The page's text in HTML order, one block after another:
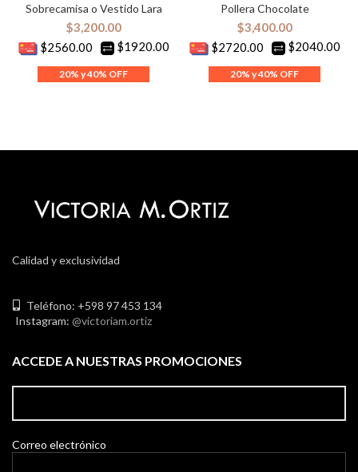
Sobrecamisa o Vestido Lara
$3,200.00
$2560.00
$1920.00
Pollera Chocolate
$3,400.00
$2720.00
$2040.00
Calidad y exclusividad
Teléfono: +598 97 453 134
Instagram: @victoriam.ortiz
ACCEDE A NUESTRAS PROMOCIONES
Correo electrónico